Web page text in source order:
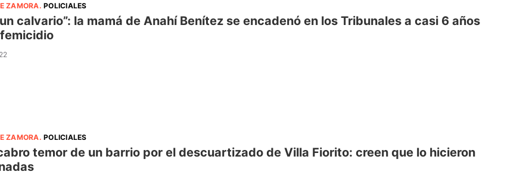
ZAMORA.POLICIALES
calvario”: la mamá de Anahí Benítez se encadenó en los Tribunales a casi 6 años
ZAMORA.POLICIALES
temor de un barrio por el descuartizado de Villa Fiorito: creen que lo hicieron